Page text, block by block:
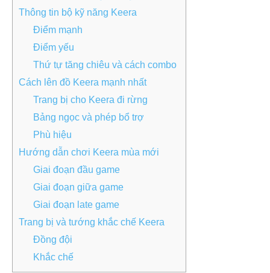
Thông tin bộ kỹ năng Keera
Điểm mạnh
Điểm yếu
Thứ tự tăng chiêu và cách combo
Cách lên đồ Keera mạnh nhất
Trang bị cho Keera đi rừng
Bảng ngọc và phép bổ trợ
Phù hiệu
Hướng dẫn chơi Keera mùa mới
Giai đoạn đầu game
Giai đoạn giữa game
Giai đoạn late game
Trang bị và tướng khắc chế Keera
Đồng đội
Khắc chế